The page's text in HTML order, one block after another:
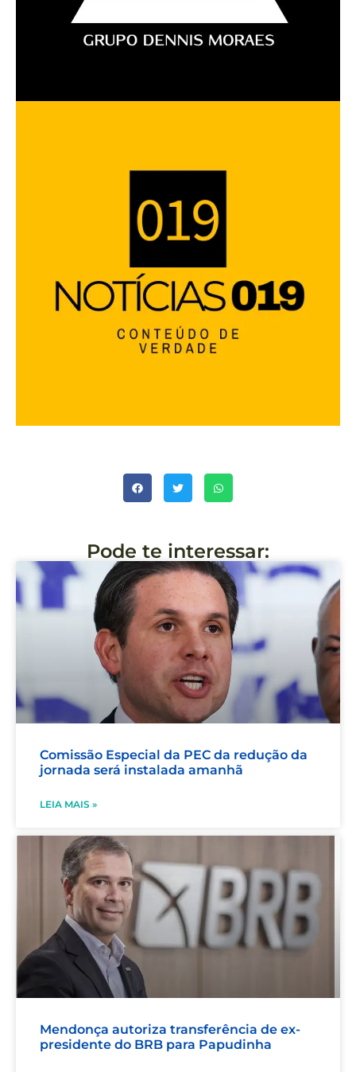
Pode te interessar:
Comissão Especial da PEC da redução da
jornada será instalada amanhã
LEIA MAIS »
Mendonça autoriza transferência de ex-
presidente do BRB para Papudinha